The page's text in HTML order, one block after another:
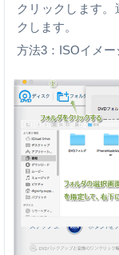
クリックします
クします。
方法3：ISOイメ